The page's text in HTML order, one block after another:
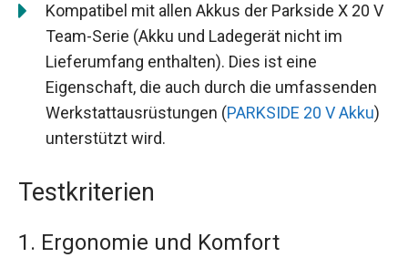
Kompatibel mit allen Akkus der Parkside X 20 V
Team-Serie (Akku und Ladegerät nicht im
Lieferumfang enthalten). Dies ist eine
Eigenschaft, die auch durch die umfassenden
Werkstattausrüstungen (PARKSIDE 20 V Akku)
unterstützt wird.
Testkriterien
1. Ergonomie und Komfort